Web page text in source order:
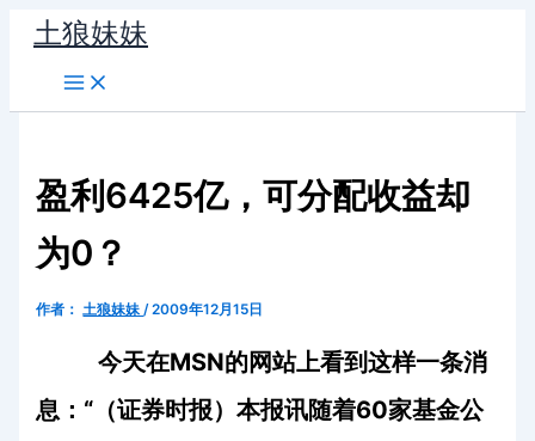
容
土狼妹妹
盈利6425亿，可分配收益却
为0？
作者： 土狼妹妹/2009年12月15日
今天在MSN的网站上看到这样一条消
息：“（证券时报）本报讯随着60家基金公